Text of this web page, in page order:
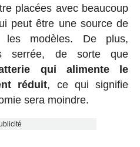
placées avec beaucoup
peut être une source de
les modèles. De plus,
serrée, de sorte que
qui alimente le
réduit, ce qui signifie
sera moindre.